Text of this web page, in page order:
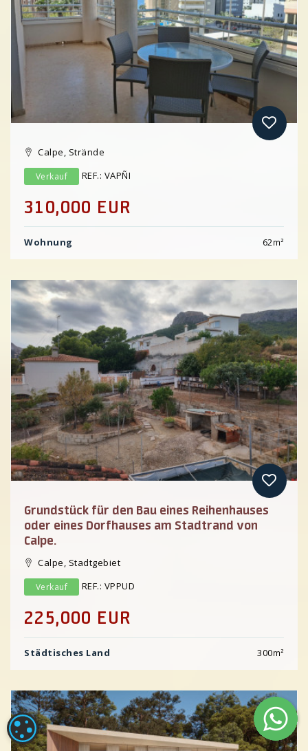
Calpe, Strände
Verkauf REF.: VAPÑI
310,000 EUR
Wohnung 62m²
Grundstück für den Bau eines Reihenhauses
oder eines Dorfhauses am Stadtrand von
Calpe.
Calpe, Stadtgebiet
Verkauf REF.: VPPUD
225,000 EUR
Städtisches Land 300m²
COOKIE CONFIGURATION